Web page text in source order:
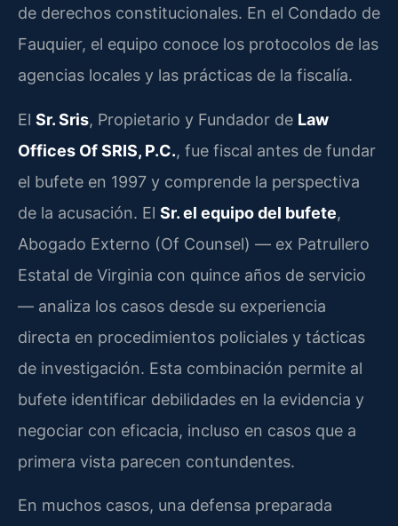
de derechos constitucionales. En el Condado de
Fauquier, el equipo conoce los protocolos de las
agencias locales y las prácticas de la fiscalía.
El Sr. Sris, Propietario y Fundador de Law
Offices Of SRIS, P.C., fue fiscal antes de fundar
el bufete en 1997 y comprende la perspectiva
de la acusación. El Sr. el equipo del bufete,
Abogado Externo (Of Counsel) — ex Patrullero
Estatal de Virginia con quince años de servicio
— analiza los casos desde su experiencia
directa en procedimientos policiales y tácticas
de investigación. Esta combinación permite al
bufete identificar debilidades en la evidencia y
negociar con eficacia, incluso en casos que a
primera vista parecen contundentes.
En muchos casos, una defensa preparada